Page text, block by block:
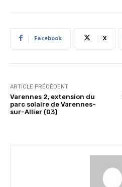
Facebook X
ARTICLE PRÉCÉDENT
Varennes 2, extension du
parc solaire de Varennes-
sur-Allier (03)